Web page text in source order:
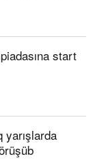
start
yarışlarda